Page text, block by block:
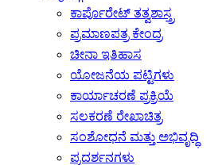
ಕಾರ್ಪೊರೇಟ್ ತತ್ವಶಾಸ್ತ್ರ
ಪ್ರಮಾಣಪತ್ರ ಕೇಂದ್ರ
ಚೀನಾ ಇತಿಹಾಸ
ಯೋಜನೆಯ ಪಟ್ಟಿಗಳು
ಕಾರ್ಯಾಚರಣೆ ಪ್ರಕ್ರಿಯೆ
ಸಲಕರಣೆ ರೇಖಾಚಿತ್ರ
ಸಂಶೋಧನೆ ಮತ್ತು ಅಭಿವೃದ್ಧಿ
ಪ್ರದರ್ಶನಗಳು